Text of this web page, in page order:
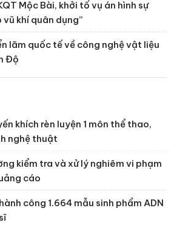
Mộc Bài, khởi tố vụ án hình sự
khí quân dụng”
lãm quốc tế về công nghệ vật liệu
Độ
khích rèn luyện 1 môn thể thao,
nghệ thuật
kiểm tra và xử lý nghiêm vi phạm
cáo
công 1.664 mẫu sinh phẩm ADN